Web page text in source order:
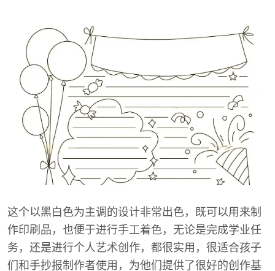
这个以黑白色为主调的设计非常出色，既可以用来制
作印刷品，也便于进行手工着色，无论是完成学业任
务，还是进行个人艺术创作，都很实用，很适合孩子
们和手抄报制作者使用，为他们提供了很好的创作基